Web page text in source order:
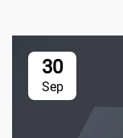
30
Sep